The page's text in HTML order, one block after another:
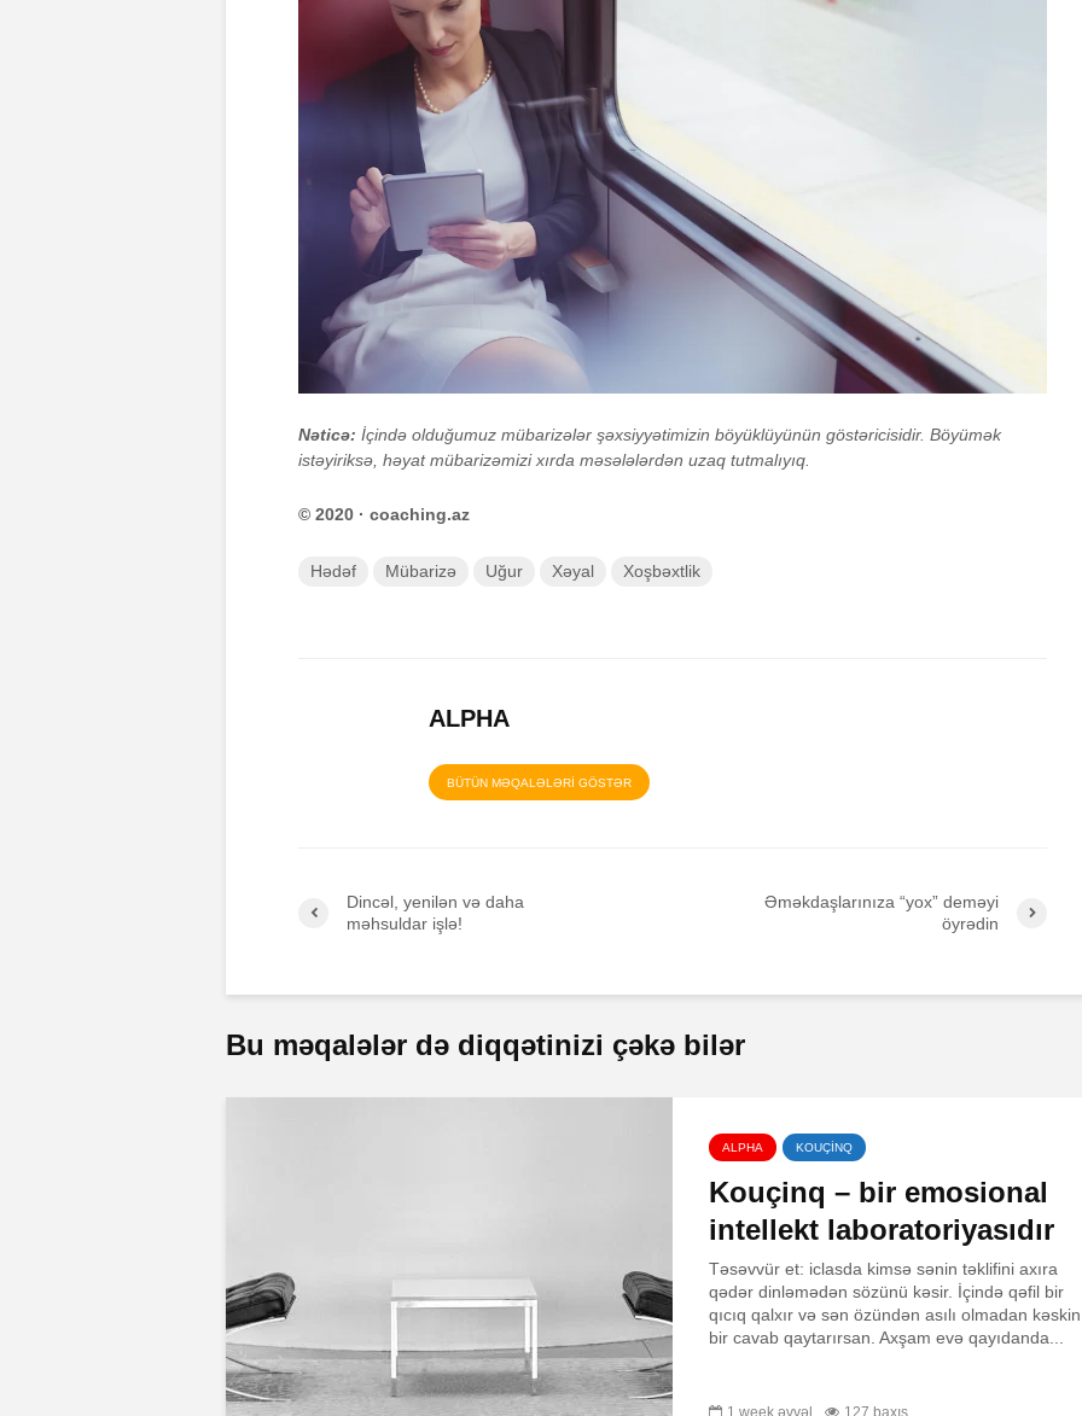
Nəticə: İçində olduğumuz mübarizələr şəxsiyyətimizin böyüklüyünün göstəricisidir. Böyümək
istəyiriksə, həyat mübarizəmizi xırda məsələlərdən uzaq tutmalıyıq.
© 2020 · coaching.az
Hədəf Mübarizə Uğur Xəyal Xoşbəxtlik
ALPHA
BÜTÜN MƏQALƏLƏRİ GÖSTƏR
Dincəl, yenilən və daha
məhsuldar işlə!
Əməkdaşlarınıza “yox” deməyi
öyrədin
Bu məqalələr də diqqətinizi çəkə bilər
ALPHA KOUÇİNQ
Kouçinq – bir emosional
intellekt laboratoriyasıdır
Təsəvvür et: iclasda kimsə sənin təklifini axıra
qədər dinləmədən sözünü kəsir. İçində qəfil bir
qıcıq qalxır və sən özündən asılı olmadan kəskin
bir cavab qaytarırsan. Axşam evə qayıdanda...
Savadlıyam, yoxsa